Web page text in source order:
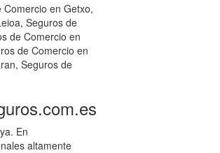
en Getxo,
Seguros de
de Comercio en
de Comercio en
Seguros de
En
altamente